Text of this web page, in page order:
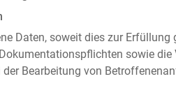
Daten, soweit dies zur
sowie
Bearbeitung von